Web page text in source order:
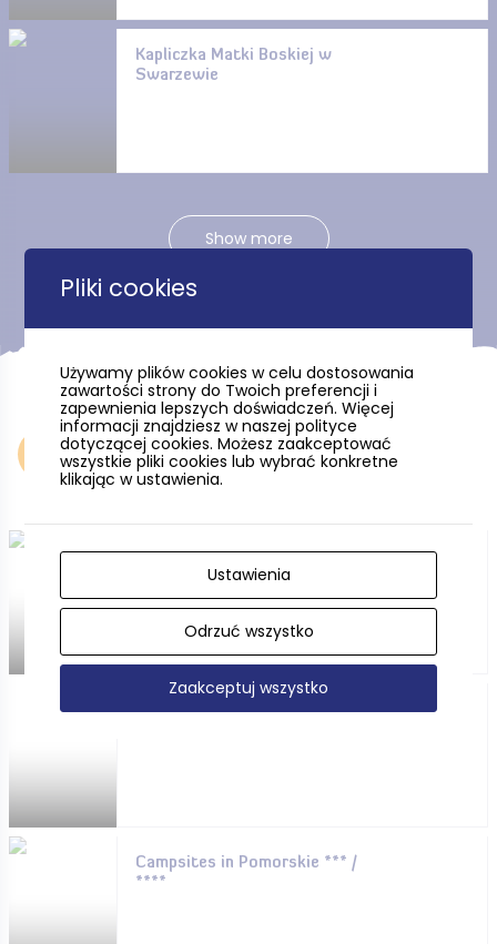
Kapliczka Matki Boskiej w
Swarzewie
Show more
Accommodation
Hotels, guesthouses and
Campsites in Pomorskie * / **
Campsites in Pomorskie *** /
****
Pliki cookies
Używamy plików cookies w celu dostosowania
zawartości strony do Twoich preferencji i
zapewnienia lepszych doświadczeń. Więcej
informacji znajdziesz w naszej polityce
dotyczącej cookies. Możesz zaakceptować
wszystkie pliki cookies lub wybrać konkretne
klikając w ustawienia.
Ustawienia
Odrzuć wszystko
Zaakceptuj wszystko